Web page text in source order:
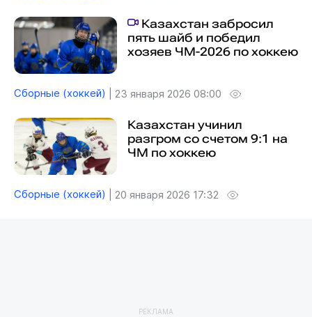
Казахстан забросил
пять шайб и победил
хозяев ЧМ-2026 по хоккею
Сборные (хоккей) 23 января 2026 08:00
Казахстан учинил
разгром со счетом 9:1 на
ЧМ по хоккею
Сборные (хоккей) 20 января 2026 17:32
РЕКЛАМА